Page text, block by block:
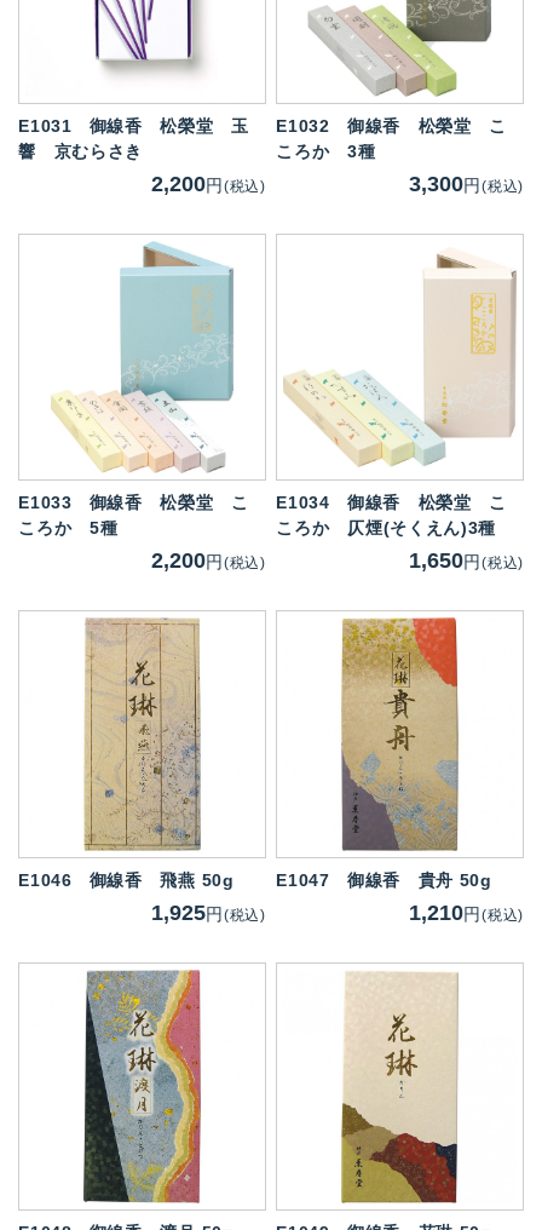
E1031
御線香 松榮堂 玉
響 京むらさき
2,200円 (税込)
E1032
御線香 松榮堂 こ
ころか 3種
3,300円(税込)
E1033
御線香 松榮堂 こ
ころか 5種
2,200円 (税込)
E1034
御線香 松榮堂 こ
ころか 仄煙(そくえん)3種
1,650円(税込)
E1046 御線香 飛燕 50g
1,925円 (税込)
E1047 御線香 貴舟 50g
1,210円(税込)